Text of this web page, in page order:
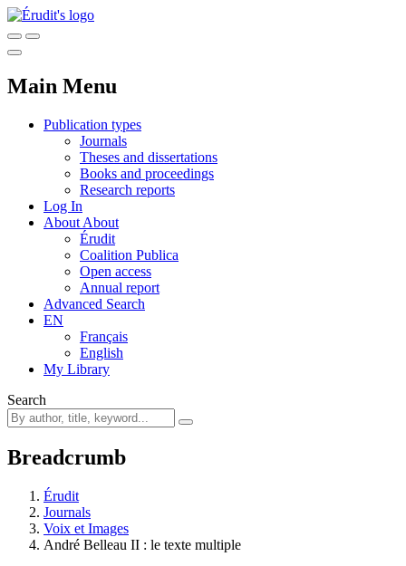
Main Menu
Publication types
Journals
Theses and dissertations
Books and proceedings
Research reports
Log In
About About
Érudit
Coalition Publica
Open access
Annual report
Advanced Search
EN
Français
English
My Library
Search
Breadcrumb
Érudit
Journals
Voix et Images
André Belleau II : le texte multiple